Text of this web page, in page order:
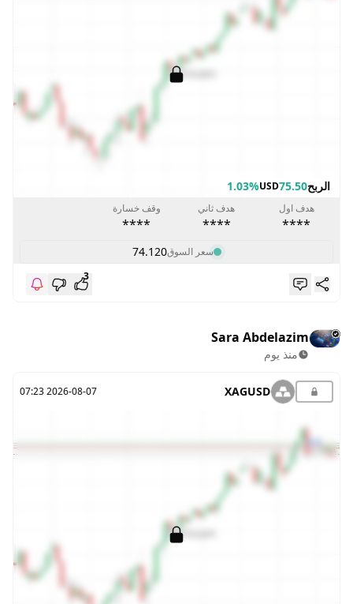
الربح75.50
USD
1.03%
هدف اول
****
هدف ثاني
****
وقف خسارة
****
سعر السوق74.120
3
Sara Abdelazim
منذ يوم
XAGUSD
2026-08-07 07:23